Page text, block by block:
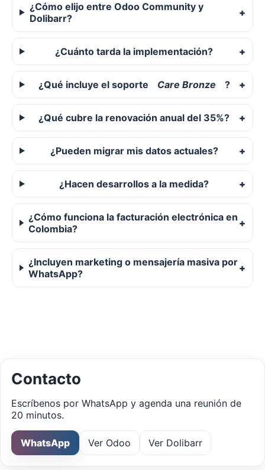
¿Cómo elijo entre Odoo Community y
Dolibarr?
¿Cuánto tarda la implementación?
¿Qué incluye el soporte Care Bronze ?
¿Qué cubre la renovación anual del 35%?
¿Pueden migrar mis datos actuales?
¿Hacen desarrollos a la medida?
¿Cómo funciona la facturación electrónica en
Colombia?
¿Incluyen marketing o mensajería masiva por
WhatsApp?
Contacto
Escríbenos por WhatsApp y agenda una reunión de
20 minutos.
WhatsApp Ver Odoo Ver Dolibarr